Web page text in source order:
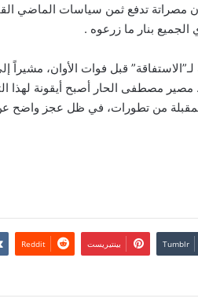
تدفع ثمن سياسات الماضي
بنار ما زرعوه .
قبل فوات الأوان، مشيراً
مصطفى الحار أصبح أيقونة لهذا
من تطورات، في ظل عجز واضح عن
بينتيريست